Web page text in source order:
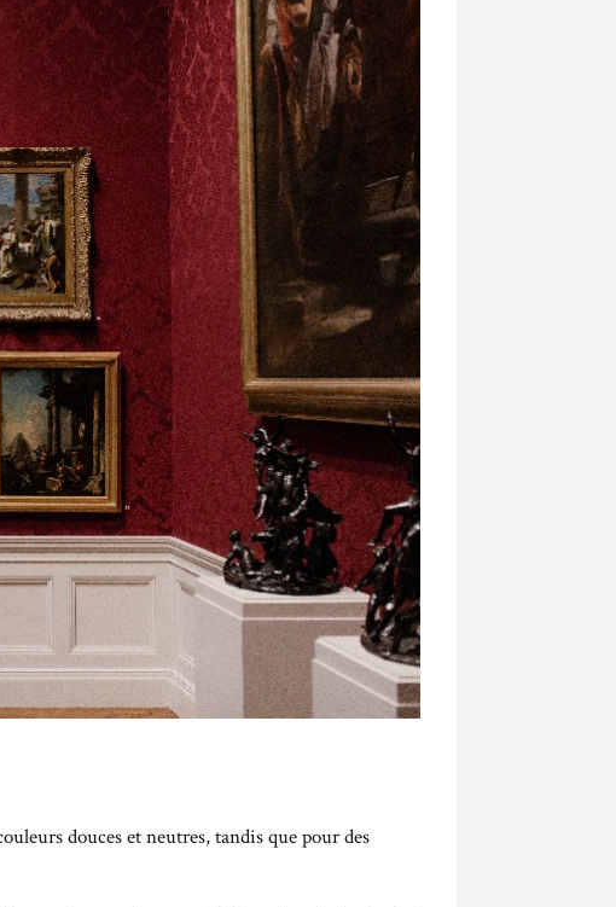
douces et neutres, tandis que pour des